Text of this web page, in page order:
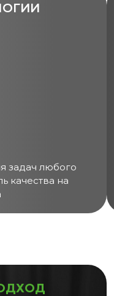
задач любого
качества на